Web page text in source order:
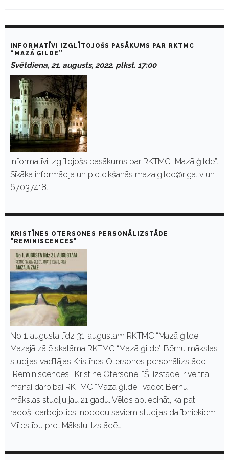
u
2
2
INFORMATĪVI IZGLĪTOJOŠS PASĀKUMS PAR RKTMC
“MAZĀ ĢILDE”
Svētdiena, 21. augusts, 2022. plkst. 17:00
Informatīvi izglītojošs pasākums par RKTMC “Mazā ģilde”.
Sīkāka informācija un pieteikšanās maza.gilde@riga.lv un
67037418.
KRISTĪNES OTERSONES PERSONĀLIZSTĀDE
"REMINISCENCES"
No 1. augusta līdz 31. augustam RKTMC “Mazā ģilde”
Mazajā zālē skatāma RKTMC “Mazā ģilde” Bērnu mākslas
studijas vadītājas Kristīnes Otersones personālizstāde
“Reminiscences”. Kristīne Otersone: “Šī izstāde ir veltīta
manai darbībai RKTMC “Mazā ģilde”, vadot Bērnu
mākslas studiju jau 21 gadu. Vēlos apliecināt, ka pati
radoši darbojoties, nododu saviem studijas dalībniekiem
Mīlestību pret Mākslu. Izstādē…